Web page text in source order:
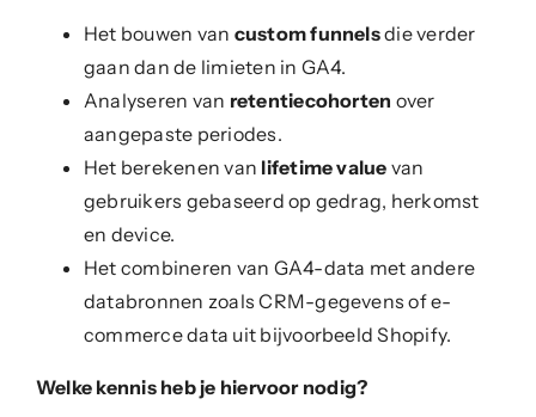
Het bouwen van custom funnelsdie verder
gaan dan de limieten in GA4.
Analyseren van retentiecohorten over
aangepaste periodes.
Het berekenen van lifetime value van
gebruikers gebaseerd op gedrag, herkomst
en device.
Het combineren van GA4-data met andere
databronnen zoals CRM-gegevens of e-
commerce data uit bijvoorbeeld Shopify.
Welke kennis heb je hiervoor nodig?